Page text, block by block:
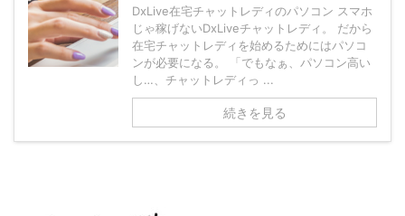
DxLive在宅チャットレディのパソコン スマホ
じゃ稼げないDxLiveチャットレディ。 だから
在宅チャットレディを始めるためにはパソコ
ンが必要になる。 「でもなぁ、パソコン高い
し…、チャットレディっ ...
続きを見る